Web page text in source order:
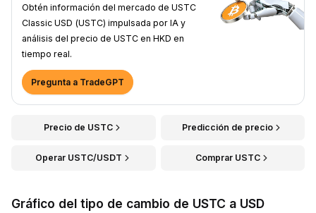
Obtén información del mercado de USTC
Classic USD (USTC) impulsada por IA y
análisis del precio de USTC en HKD en
tiempo real.
Pregunta a TradeGPT
Precio de USTC Predicción de precio
Operar USTC/USDT Comprar USTC
Gráfico del tipo de cambio de USTC a USD